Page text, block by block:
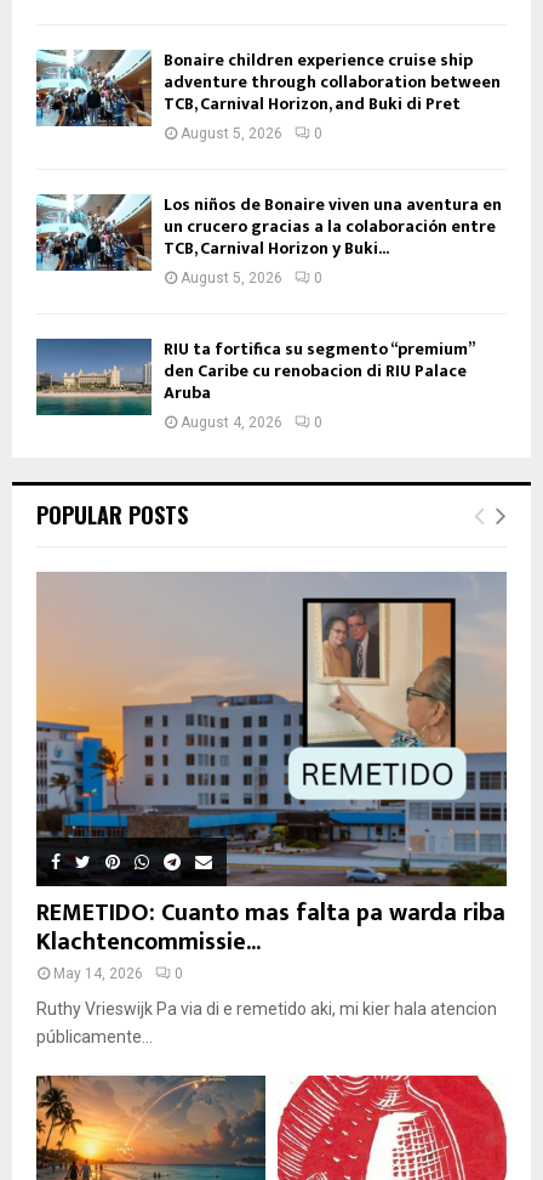
Bonaire children experience cruise ship
adventure through collaboration between
TCB, Carnival Horizon, and Buki di Pret
August 5, 2026 0
Los niños de Bonaire viven una aventura en
un crucero gracias a la colaboración entre
TCB, Carnival Horizon y Buki...
August 5, 2026 0
RIU ta fortifica su segmento “premium”
den Caribe cu renobacion di RIU Palace
Aruba
August 4, 2026 0
POPULAR POSTS
REMETIDO: Cuanto mas falta pa warda riba
Klachtencommissie...
May 14, 2026 0
Ruthy Vrieswijk Pa via di e remetido aki, mi kier hala atencion
públicamente...